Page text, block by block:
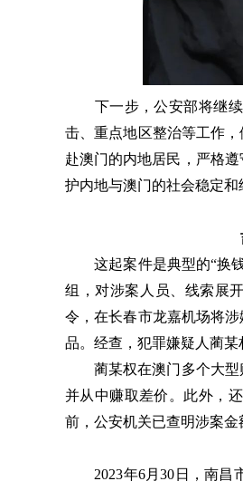
下一步，公安部将继续
击、重点地区整治等工作
赴澳门的内地居民，严格
护内地与澳门的社会稳定和
这起案件是典型的“换钱
组，对涉案人员、线索展
令，在长春市龙嘉机场将
品。经查，犯罪嫌疑人蔺某
蔺某权在澳门多个大型
并从中赚取差价。此外，
前，公安机关已查明涉案金
2023年6月30日，南昌市